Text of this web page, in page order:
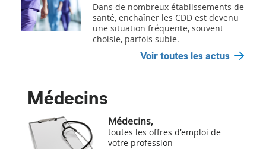
Dans de nombreux établissements de
santé, enchaîner les CDD est devenu
une situation fréquente, souvent
choisie, parfois subie.
Voir toutes les actus
Médecins
Médecins,
toutes les offres d'emploi de
votre profession